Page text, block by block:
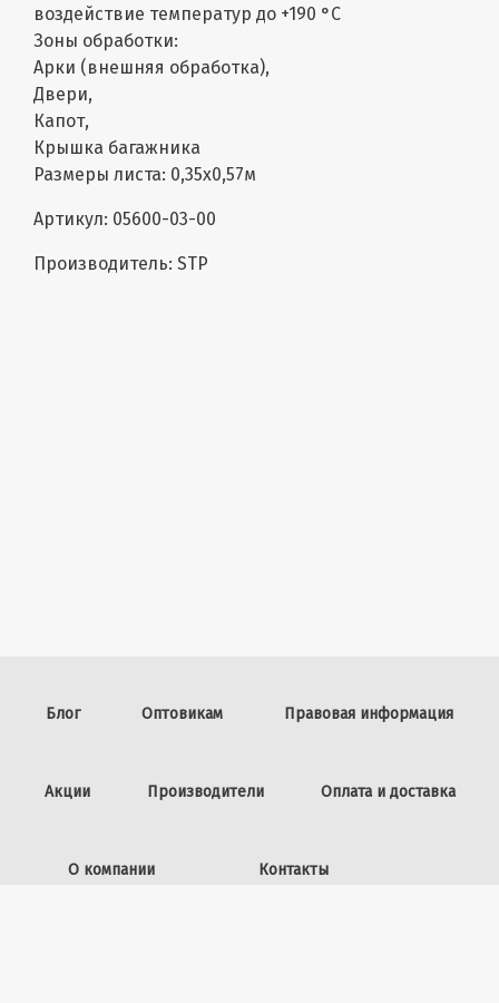
воздействие температур до +190 °С
Зоны обработки:
Арки (внешняя обработка),
Двери,
Капот,
Крышка багажника
Размеры листа: 0,35х0,57м
Артикул: 05600-03-00
Производитель: STP
Блог Оптовикам Правовая информация
Акции Производители Оплата и доставка
О компании Контакты